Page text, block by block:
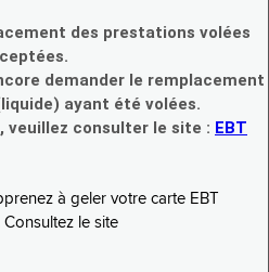
des prestations volées
demander le remplacement
ayant été volées.
veuillez consulter le site : EBT
à geler votre carte EBT
Consultez le site